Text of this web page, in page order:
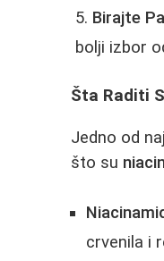
Birajte
bolji izbor
Šta Raditi
Jedno od
što su
crvenila i